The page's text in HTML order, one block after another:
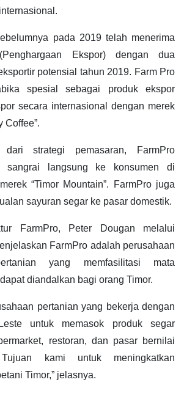
pada 2019 telah menerima
Ekspor) dengan dua
potensial tahun 2019. Farm Pro
spesial sebagai produk ekspor
secara internasional dengan merek
Coffee”.
strategi pemasaran, FarmPro
sangrai langsung ke konsumen di
“Timor Mountain”. FarmPro juga
sayuran segar ke pasar domestik.
FarmPro, Peter Dougan melalui
FarmPro adalah perusahaan
yang memfasilitasi mata
diandalkan bagi orang Timor.
pertanian yang bekerja dengan
untuk memasok produk segar
restoran, dan pasar bernilai
kami untuk meningkatkan
Timor,” jelasnya.